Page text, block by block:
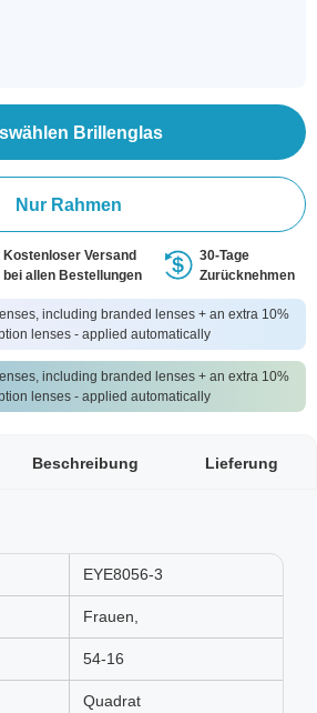
Brillenglas
Nur Rahmen
Kostenloser Versand
bei allen Bestellungen
30-Tage
Zurücknehmen
including branded lenses + an extra 10%
lenses - applied automatically
including branded lenses + an extra 10%
lenses - applied automatically
Beschreibung Lieferung
EYE8056-3
Frauen,
54-16
Quadrat